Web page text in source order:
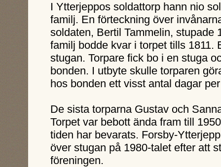
I Ytterjeppos soldattorp hann nio
familj. En förteckning över
soldaten, Bertil Tammelin, stupade
familj bodde kvar i torpet tills 1811.
stugan. Torpare fick bo i en stuga
bonden. I utbyte skulle torparen
hos bonden ett visst antal dagar
De sista torparna Gustav och
Torpet var bebott ända fram till
tiden har bevarats. Forsby-
över stugan på 1980-talet efter att
föreningen.